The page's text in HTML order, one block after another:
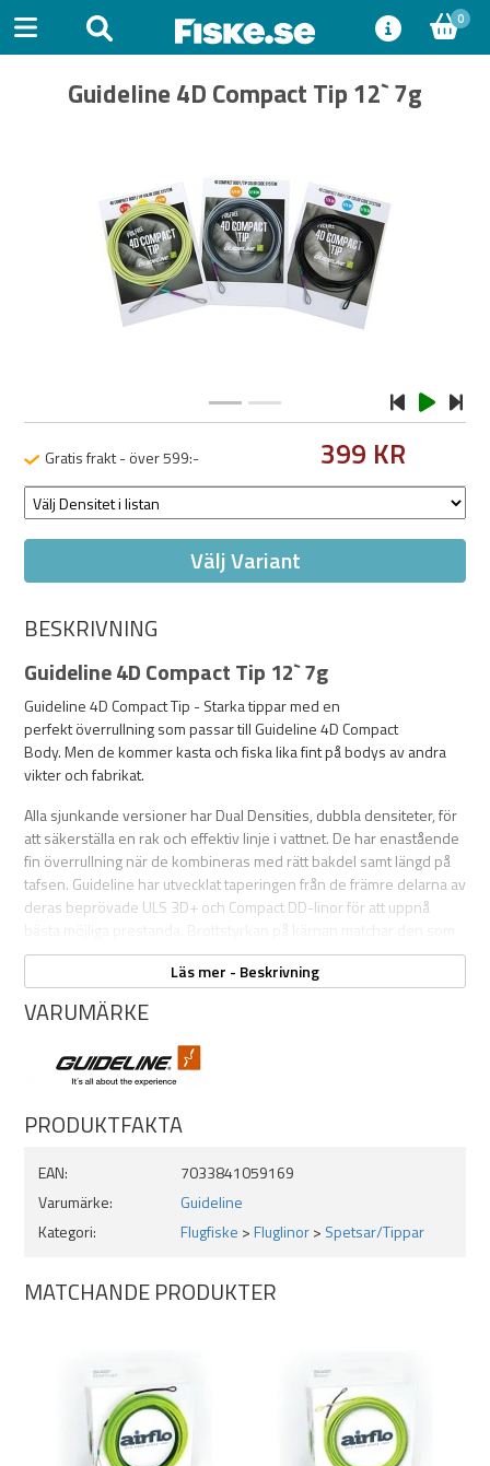
0
Guideline 4D Compact Tip 12` 7g
Previous
Gratis frakt - över 599:- 399 KR
Välj Variant
BESKRIVNING
Guideline 4D Compact Tip 12` 7g
Guideline 4D Compact Tip - Starka tippar med en
perfekt överrullning som passar till Guideline 4D Compact
Body. Men de kommer kasta och fiska lika fint på bodys av andra
vikter och fabrikat.
Alla sjunkande versioner har Dual Densities, dubbla densiteter, för
att säkerställa en rak och effektiv linje i vattnet. De har enastående
fin överrullning när de kombineras med rätt bakdel samt längd på
tafsen. Guideline har utvecklat taperingen från de främre delarna av
deras beprövade ULS 3D+ och Compact DD-linor för att uppnå
sitter i 4D Compact bakdelarna och har hög hållbarhet, och
spetsarna är uppbyggda på deras beprövade Direct Contact™ kärna
med endast 6% stretch. Alla tipar har starka, förstärkta öglor i båda
ändar och har tryckt ID-märkning vid den övre öglan för enkel
identifiering av vikt, längd och densitet.
Läs mer - Beskrivning
VARUMÄRKE
PRODUKTFAKTA
EAN:
7033841059169
Varumärke:
Guideline
Kategori:
Flugfiske >Fluglinor> Spetsar/Tippar
MATCHANDE PRODUKTER